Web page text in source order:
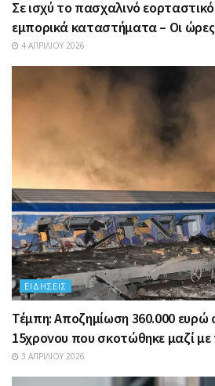
Σε ισχύ το πασχαλινό
εμπορικά καταστήματα – Οι ώρες
4 ΑΠΡΙΛΊΟΥ 2026
ΕΙΔΉΣΕΙΣ
Τέμπη: Αποζημίωση 360.000 ευρώ
15χρονου που σκοτώθηκε μαζί
3 ΑΠΡΙΛΊΟΥ 2026